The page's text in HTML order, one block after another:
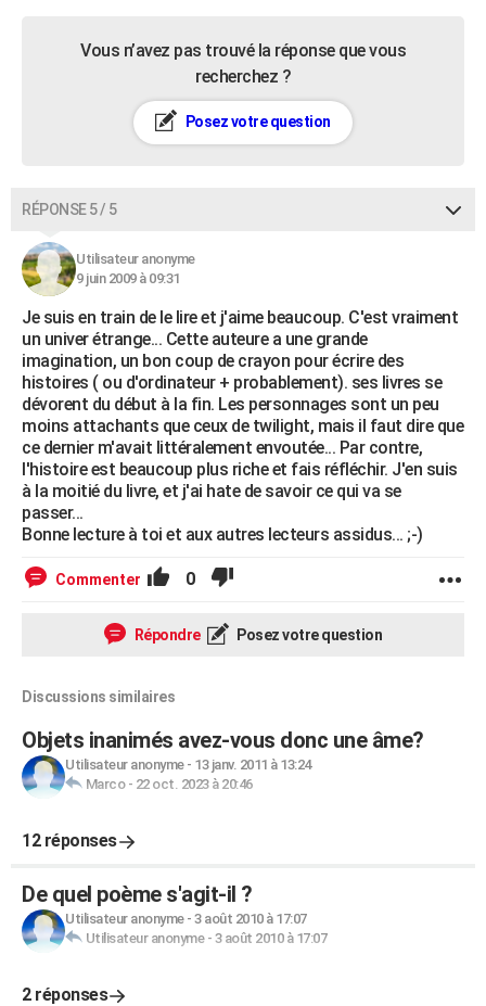
Vous n’avez pas trouvé la réponse que vous
recherchez ?
Posez votre question
RÉPONSE 5 / 5
Utilisateur anonyme
9 juin 2009 à 09:31
Je suis en train de le lire et j'aime beaucoup. C'est vraiment
un univer étrange... Cette auteure a une grande
imagination, un bon coup de crayon pour écrire des
histoires ( ou d'ordinateur + probablement). ses livres se
dévorent du début à la fin. Les personnages sont un peu
moins attachants que ceux de twilight, mais il faut dire que
ce dernier m'avait littéralement envoutée... Par contre,
l'histoire est beaucoup plus riche et fais réfléchir. J'en suis
à la moitié du livre, et j'ai hate de savoir ce qui va se
passer...
Bonne lecture à toi et aux autres lecteurs assidus... ;-)
Commenter 0
Répondre Posez votre question
Discussions similaires
Objets inanimés avez-vous donc une âme?
Utilisateur anonyme- 13 janv. 2011 à 13:24
Marco- 22 oct. 2023 à 20:46
12 réponses
De quel poème s'agit-il ?
Utilisateur anonyme- 3 août 2010 à 17:07
Utilisateur anonyme- 3 août 2010 à 17:07
2 réponses